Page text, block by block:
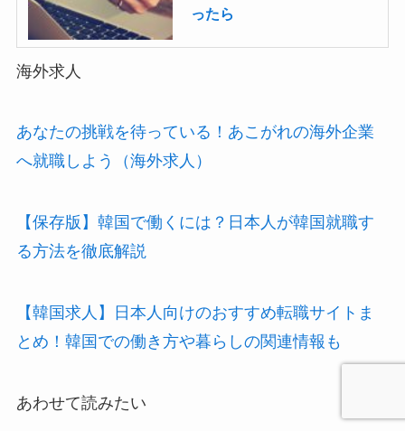
ったら
海外求人
あなたの挑戦を待っている！あこがれの海外企業
へ就職しよう（海外求人）
【保存版】韓国で働くには？日本人が韓国就職す
る方法を徹底解説
【韓国求人】日本人向けのおすすめ転職サイトま
とめ！韓国での働き方や暮らしの関連情報も
あわせて読みたい